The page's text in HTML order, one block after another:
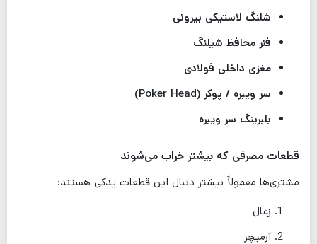
شلنگ لاستیکی بیرونی
فنر محافظ شیلنگ
مغزی داخلی فولادی
سر ویبره / پوکر (Poker Head)
بلبرینگ سر ویبره
قطعات مصرفی که بیشتر خراب می‌شوند
مشتری‌ها معمولاً بیشتر دنبال این قطعات یدکی هستند:
زغال
آرمیچر